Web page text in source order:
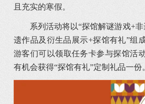
且充实的寒假。
系列活动将以“探馆解谜游戏+
遗作品及衍生品展示+探馆有礼”组
游客们可以领取任务卡参与探馆活
有机会获得“探馆有礼”定制礼品一份